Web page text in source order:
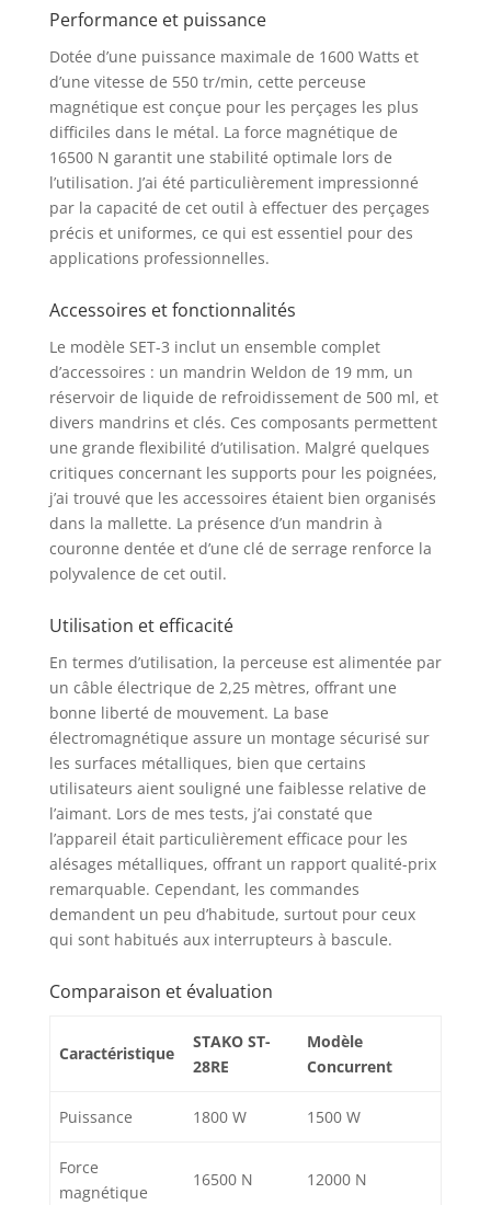
Performance et puissance
Dotée d’une puissance maximale de 1600 Watts et
d’une vitesse de 550 tr/min, cette perceuse
magnétique est conçue pour les perçages les plus
difficiles dans le métal. La force magnétique de
16500 N garantit une stabilité optimale lors de
l’utilisation. J’ai été particulièrement impressionné
par la capacité de cet outil à effectuer des perçages
précis et uniformes, ce qui est essentiel pour des
applications professionnelles.
Accessoires et fonctionnalités
Le modèle SET-3 inclut un ensemble complet
d’accessoires : un mandrin Weldon de 19 mm, un
réservoir de liquide de refroidissement de 500 ml, et
divers mandrins et clés. Ces composants permettent
une grande flexibilité d’utilisation. Malgré quelques
critiques concernant les supports pour les poignées,
j’ai trouvé que les accessoires étaient bien organisés
dans la mallette. La présence d’un mandrin à
couronne dentée et d’une clé de serrage renforce la
polyvalence de cet outil.
Utilisation et efficacité
En termes d’utilisation, la perceuse est alimentée par
un câble électrique de 2,25 mètres, offrant une
bonne liberté de mouvement. La base
électromagnétique assure un montage sécurisé sur
les surfaces métalliques, bien que certains
utilisateurs aient souligné une faiblesse relative de
l’aimant. Lors de mes tests, j’ai constaté que
l’appareil était particulièrement efficace pour les
alésages métalliques, offrant un rapport qualité-prix
remarquable. Cependant, les commandes
demandent un peu d’habitude, surtout pour ceux
qui sont habitués aux interrupteurs à bascule.
Comparaison et évaluation
Caractéristique
STAKO ST-
28RE
Modèle
Concurrent
Puissance 1800 W 1500 W
Force
magnétique
16500 N 12000 N